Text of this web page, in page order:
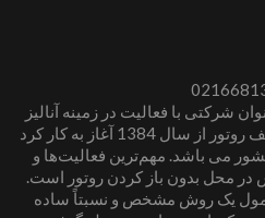
شرکتی با فعالیت در زمینه آنالیز
ارتعاشات، تشخیص عیوب مختلف روتور از سال 1384 آغاز به کار کرد
می باشد. مهم‌ترین فعالیت‌ها و
در محل بدون باز کردن روتور است.
یک روش مشخص و نسبتاً ساده